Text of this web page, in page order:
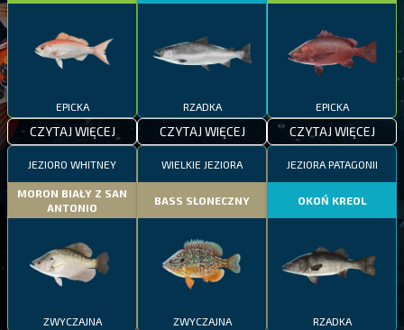
EPICKA
CZYTAJ WIĘCEJ
RZADKA
CZYTAJ WIĘCEJ
EPICKA
CZYTAJ WIĘCEJ
JEZIORO WHITNEY
MORON BIAŁY Z SAN
ANTONIO
ZWYCZAJNA
WIELKIE JEZIORA
BASS SŁONECZNY
ZWYCZAJNA
JEZIORA PATAGONII
OKOŃ KREOL
RZADKA